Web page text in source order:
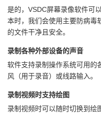
是的，VSDC屏幕录像软件可
本时，我们会使用主要防病毒
的文件干净且安全。
录制各种外部设备的声音
软件支持录制操作系统可用的
风（用于录音）或线路输入。
录制视频时支持绘图
录制视频时可以随时切换到绘